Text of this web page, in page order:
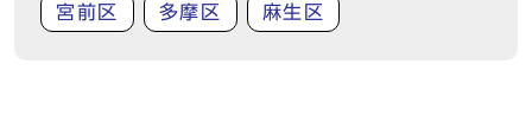
宮前区 多摩区 麻生区